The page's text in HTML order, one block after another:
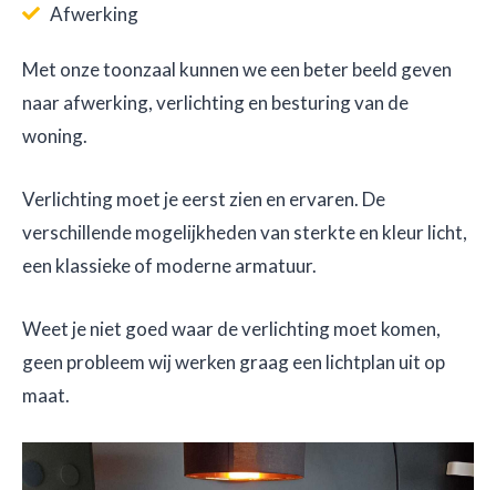
Afwerking
Met onze toonzaal kunnen we een beter beeld geven
naar afwerking, verlichting en besturing van de
woning.
Verlichting moet je eerst zien en ervaren. De
verschillende mogelijkheden van sterkte en kleur licht,
een klassieke of moderne armatuur.
Weet je niet goed waar de verlichting moet komen,
geen probleem wij werken graag een lichtplan uit op
maat.